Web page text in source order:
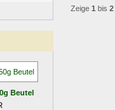
Beutel
Zeige 1 bis 2